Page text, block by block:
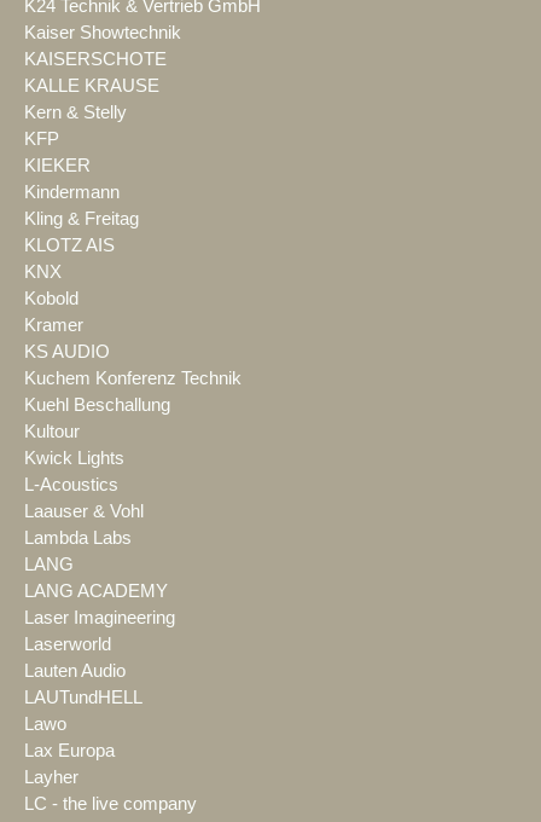
K24 Technik & Vertrieb GmbH
Kaiser Showtechnik
KAISERSCHOTE
KALLE KRAUSE
Kern & Stelly
KFP
KIEKER
Kindermann
Kling & Freitag
KLOTZ AIS
KNX
Kobold
Kramer
KS AUDIO
Kuchem Konferenz Technik
Kuehl Beschallung
Kultour
Kwick Lights
L-Acoustics
Laauser & Vohl
Lambda Labs
LANG
LANG ACADEMY
Laser Imagineering
Laserworld
Lauten Audio
LAUTundHELL
Lawo
Lax Europa
Layher
LC - the live company